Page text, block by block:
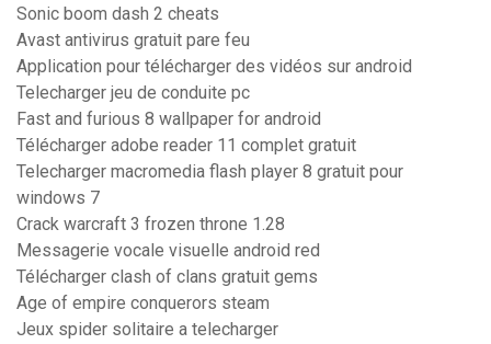
Sonic boom dash 2 cheats
Avast antivirus gratuit pare feu
Application pour télécharger des vidéos sur android
Telecharger jeu de conduite pc
Fast and furious 8 wallpaper for android
Télécharger adobe reader 11 complet gratuit
Telecharger macromedia flash player 8 gratuit pour
windows 7
Crack warcraft 3 frozen throne 1.28
Messagerie vocale visuelle android red
Télécharger clash of clans gratuit gems
Age of empire conquerors steam
Jeux spider solitaire a telecharger